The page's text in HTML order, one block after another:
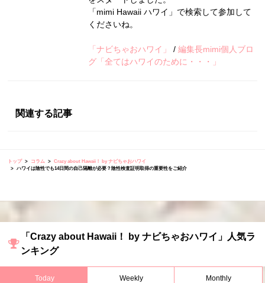
「mimi Hawaii ハワイ」で検索して参加して
くださいね。
「ナビちゃおハワイ」 /編集長mimi個人ブロ
グ「全てはハワイのために・・・」
関連する記事
トップ コラム
Crazy about Hawaii！ by ナビちゃおハワイ
ハワイは陰性でも14日間の自己隔離が必要？陰性検査証明取得の重要性をご紹介
「Crazy about Hawaii！ by ナビちゃおハワイ」人気ラ
ンキング
Today Weekly Monthly